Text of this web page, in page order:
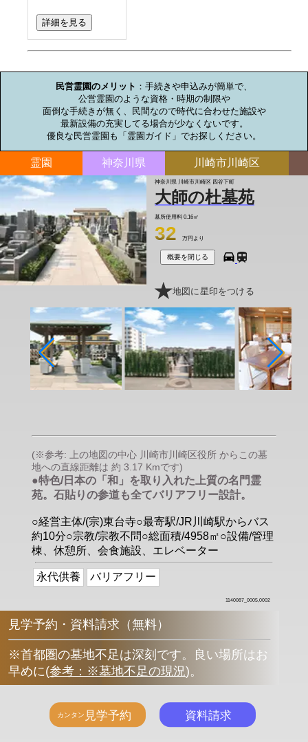
詳細を見る
民営霊園のメリット ：手続きや申込みが簡単で、
公営霊園のような資格・時期の制限や
面倒な手続きが無く、民間なので時代に合わせた施設や
最新設備の充実してる場合が少なくないです。
優良な民営霊園も「霊園ガイド」でお探しください。
霊園 神奈川県 川崎市川崎区
神奈川県 川崎市川崎区 四谷下町
大師の杜墓苑
墓所使用料 0.16㎡
32 万円より
概要を閉じる
地図に星印をつける
(※参考: 上の地図の中心 川崎市川崎区役所 からこの墓
地への直線距離は 約 3.17 Kmです)
●特色/日本の「和」を取り入れた上質の名門霊
苑。石貼りの参道も全てバリアフリー設計。
○経営主体/(宗)東台寺○最寄駅/JR川崎駅からバス
約10分○宗教/宗教不問○総面積/4958㎡○設備/管理
棟、休憩所、会食施設、エレベーター
永代供養 バリアフリー
1140087_0005,0002
見学予約・資料請求（無料）
※首都圏の墓地不足は深刻です。良い場所はお
早めに(参考：※墓地不足の現況)。